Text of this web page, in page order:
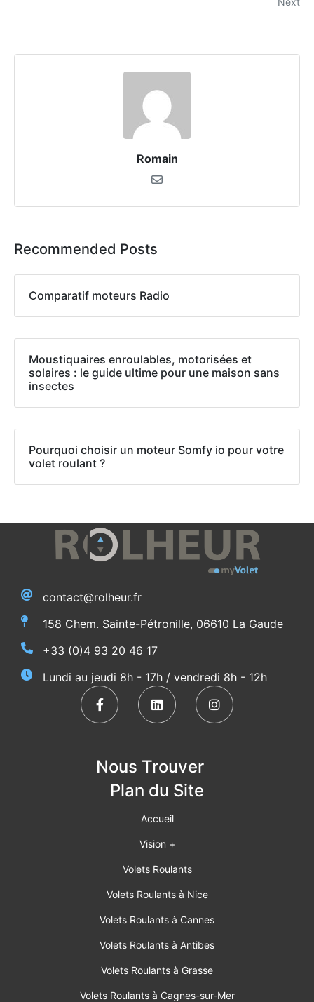
Romain
Recommended Posts
Comparatif moteurs Radio
Moustiquaires enroulables, motorisées et
solaires : le guide ultime pour une maison sans
insectes
Pourquoi choisir un moteur Somfy io pour votre
volet roulant ?
contact@rolheur.fr
158 Chem. Sainte-Pétronille, 06610 La Gaude
+33 (0)4 93 20 46 17
Lundi au jeudi 8h - 17h / vendredi 8h - 12h
Nous Trouver
Plan du Site
Accueil
Vision +
Volets Roulants
Volets Roulants à Nice
Volets Roulants à Cannes
Volets Roulants à Antibes
Volets Roulants à Grasse
Volets Roulants à Cagnes-sur-Mer